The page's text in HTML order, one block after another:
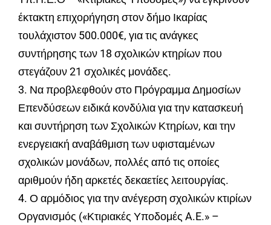
έκτακτη επιχορήγηση στον δήμο Ικαρίας
τουλάχιστον 500.000€, για τις ανάγκες
συντήρησης των 18 σχολικών κτηρίων που
στεγάζουν 21 σχολικές μονάδες.
3. Να προβλεφθούν στο Πρόγραμμα Δημοσίων
Επενδύσεων ειδικά κονδύλια για την κατασκευή
και συντήρηση των Σχολικών Κτηρίων, και την
ενεργειακή αναβάθμιση των υφισταμένων
σχολικών μονάδων, πολλές από τις οποίες
αριθμούν ήδη αρκετές δεκαετίες λειτουργίας.
4. Ο αρμόδιος για την ανέγερση σχολικών κτιρίων
Οργανισμός («Κτιριακές Υποδομές A.E.» –